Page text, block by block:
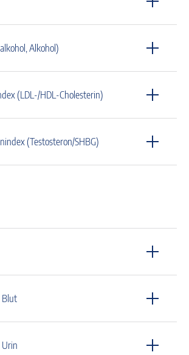
Alkohol)
(LDL-/HDL-Cholesterin)
(Testosteron/SHBG)
Blut